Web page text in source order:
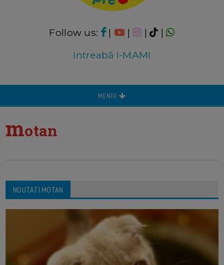
Follow us: | | |
|
Intreabă I-MAMI
MENIU
motan
NOUTATI MOTAN